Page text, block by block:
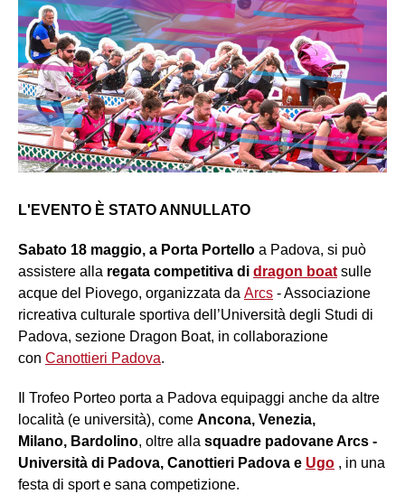
L'EVENTO È STATO ANNULLATO
Sabato 18 maggio, a Porta Portello a Padova, si può
assistere alla regata competitiva di dragon boat sulle
acque del Piovego, organizzata da Arcs - Associazione
ricreativa culturale sportiva dell’Università degli Studi di
Padova, sezione Dragon Boat, in collaborazione
con Canottieri Padova.
Il Trofeo Porteo porta a Padova equipaggi anche da altre
località (e università), come Ancona, Venezia,
Milano, Bardolino, oltre alla squadre padovane Arcs -
Università di Padova, Canottieri Padova e Ugo , in una
festa di sport e sana competizione.